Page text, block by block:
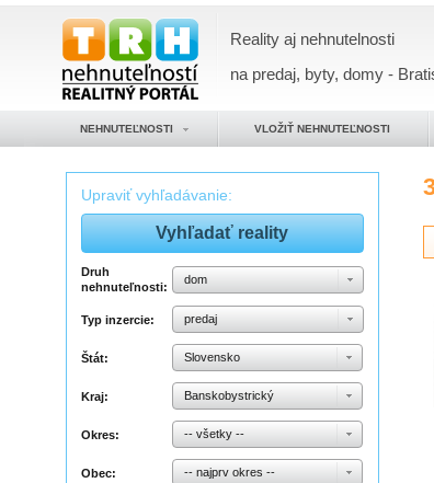
Reality aj nehnutelnosti
na predaj, byty, domy -
NEHNUTEĽNOSTI VLOŽIŤ NEHNUTEĽNOSTI
Upraviť vyhľadávanie:
Druh
nehnuteľnosti:
dom
Typ inzercie: predaj
Štát: Slovensko
Kraj: Banskobystrický
Okres: -- všetky --
Obec: -- najprv okres --